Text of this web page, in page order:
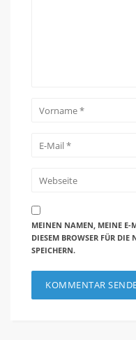
MEINEN NAMEN, MEINE E-
DIESEM BROWSER FÜR DIE
SPEICHERN.